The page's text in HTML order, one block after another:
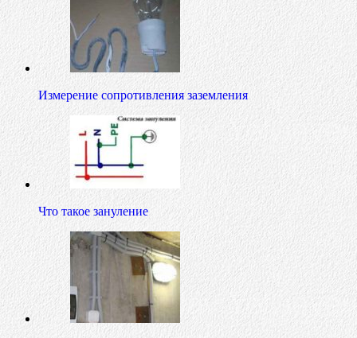
Измерение сопротивления заземления
Что такое зануление